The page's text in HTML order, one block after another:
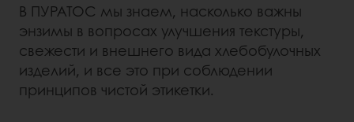
В ПУРАТОС мы знаем, насколько важны
энзимы в вопросах улучшения текстуры,
свежести и внешнего вида хлебобулочных
изделий, и все это при соблюдении
принципов чистой этикетки.